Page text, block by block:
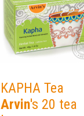
KAPHA Tea
Arvin's 20 tea